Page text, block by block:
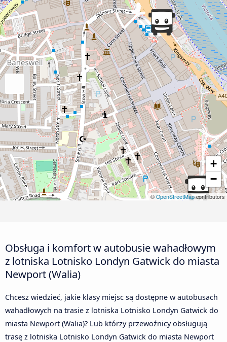
+
−
© OpenStreetMapcontributors
Obsługa i komfort w autobusie wahadłowym
z lotniska Lotnisko Londyn Gatwick do miasta
Newport (Walia)
Chcesz wiedzieć, jakie klasy miejsc są dostępne w autobusach
wahadłowych na trasie z lotniska Lotnisko Londyn Gatwick do
miasta Newport (Walia)? Lub którzy przewoźnicy obsługują
trasę z lotniska Lotnisko Londyn Gatwick do miasta Newport